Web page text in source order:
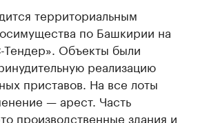
территориальным
по Башкирии на
Объекты были
реализацию
приставов. На все лоты
— арест. Часть
производственные здания и